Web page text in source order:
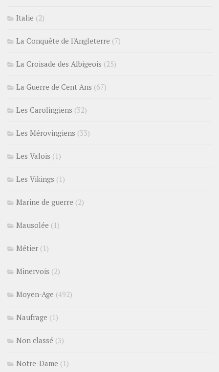
Italie (2)
La Conquête de l'Angleterre (7)
La Croisade des Albigeois (25)
La Guerre de Cent Ans (67)
Les Carolingiens (32)
Les Mérovingiens (33)
Les Valois (1)
Les Vikings (1)
Marine de guerre (2)
Mausolée (1)
Métier (1)
Minervois (2)
Moyen-Age (492)
Naufrage (1)
Non classé (3)
Notre-Dame (1)